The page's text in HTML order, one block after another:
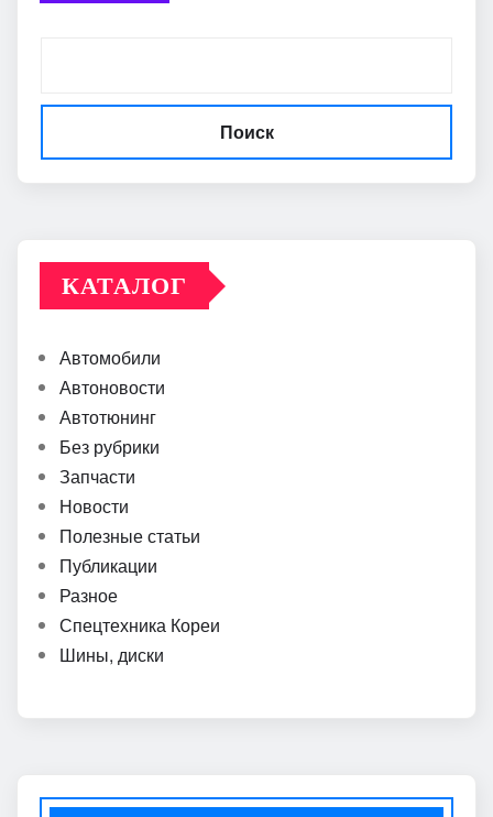
Поиск
КАТАЛОГ
Автомобили
Автоновости
Автотюнинг
Без рубрики
Запчасти
Новости
Полезные статьи
Публикации
Разное
Спецтехника Кореи
Шины, диски